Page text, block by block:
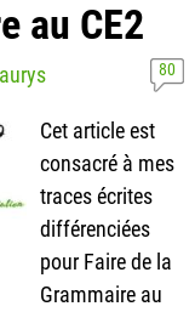
au CE2
80
Cet article est
consacré à mes
traces écrites
différenciées
pour Faire de la
Grammaire au